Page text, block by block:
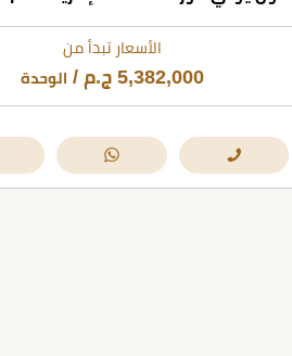
الأسعار تبدأ من
5,382,000 ج.م / الوحدة